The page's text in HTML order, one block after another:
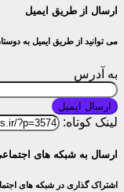
ارسال از طریق ایمیل
می توانید از طریق ایمیل به
به آدرس
ارسال ایمیل
لینک کوتاه:
ارسال به شبکه های
اشتراک گذاری در شبکه های